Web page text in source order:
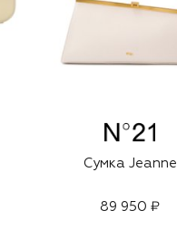
Сумка Jeanne
89 950 ₽